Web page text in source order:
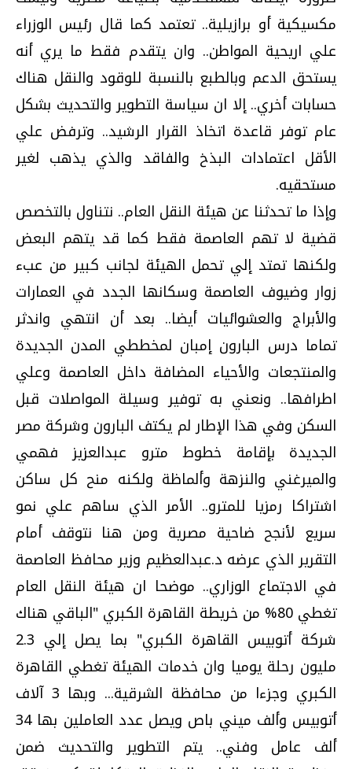
مكسيكية أو برازيلية.. تعتمد كما قال رئيس الوزراء
علي اريحية المواطن.. وان يتقدم فقط ما يري أنه
يستحق الدعم وبالطبع بالنسبة للوقود والنقل هناك
حسابات أخري.. إلا ان سياسة التطوير والتحديث بشكل
عام توفر قاعدة اتخاذ القرار الرشيد.. وترفض علي
الأقل اعتمادات البذخ والفاقد والذي يذهب لغير
مستحقيه.
وإذا ما تحدثنا عن هيئة النقل العام.. نتناول بالتخصص
قضية لا تهم العاصمة فقط كما قد يتهم البعض
ولكنها تمتد إلي تحمل الهيئة لجانب كبير من عبء
زوار وضيوف العاصمة وسكانها الجدد في العمارات
والأبراج والعشوائيات أيضا.. بعد أن انتهي واندثر
تماما درس البارون إمبان لمخططي المدن الجديدة
والمنتجعات والأحياء المضافة داخل العاصمة وعلي
اطرافها.. ونعني به توفير وسيلة المواصلات قبل
السكن وفي هذا الإطار لم يكتف البارون وشركة مصر
الجديدة بإقامة خطوط مترو عبدالعزيز فهمي
والميرغني والنزهة وألماظة ولكنه منح كل ساكن
اشتراكا رمزيا للمترو.. الأمر الذي ساهم علي نمو
سريع لأنجح ضاحية مصرية ومن هنا نتوقف أمام
التقرير الذي عرضه د.عبدالعظيم وزير محافظ العاصمة
في الاجتماع الوزاري.. موضحا ان هيئة النقل العام
تغطي 80% من خريطة القاهرة الكبري "الباقي هناك
شركة أتوبيس القاهرة الكبري" بما يصل إلي 2.3
مليون رحلة يوميا وان خدمات الهيئة تغطي القاهرة
الكبري وجزءا من محافظة الشرقية... وبها 3 آلاف
أتوبيس وألف ميني باص ويصل عدد العاملين بها 34
ألف عامل وفني.. يتم التطوير والتحديث ضمن